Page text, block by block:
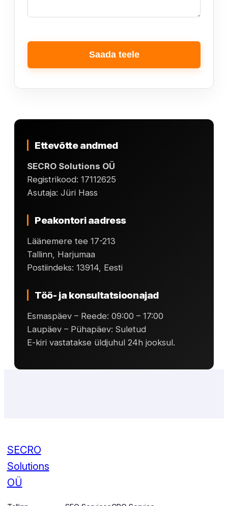
Ettevõtte andmed
SECRO Solutions OÜ
Registrikood: 17112625
Asutaja: Jüri Hass
Peakontori aadress
Läänemere tee 17-213
Tallinn, Harjumaa
Postiindeks: 13914, Eesti
Töö- ja konsultatsioonajad
Esmaspäev – Reede: 09:00 – 17:00
Laupäev – Pühapäev: Suletud
E-kiri vastatakse üldjuhul 24h jooksul.
SECRO
Solutions
OÜ